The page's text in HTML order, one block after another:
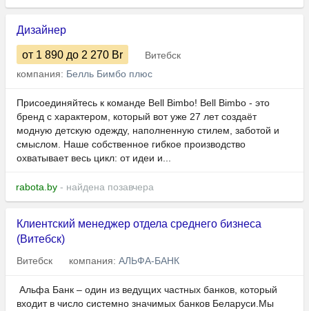
Дизайнер
от 1 890 до 2 270 Br
Витебск
компания: Белль Бимбо плюс
Присоединяйтесь к команде Bell Bimbo! Bell Bimbo - это
бренд с характером, который вот уже 27 лет создаёт
модную детскую одежду, наполненную стилем, заботой и
смыслом. Наше собственное гибкое производство
охватывает весь цикл: от идеи и...
rabota.by - найдена позавчера
Клиентский менеджер отдела среднего бизнеса
(Витебск)
Витебск компания: АЛЬФА-БАНК
​​​​​​ Альфа Банк – один из ведущих частных банков, который
входит в число системно значимых банков Беларуси.Мы